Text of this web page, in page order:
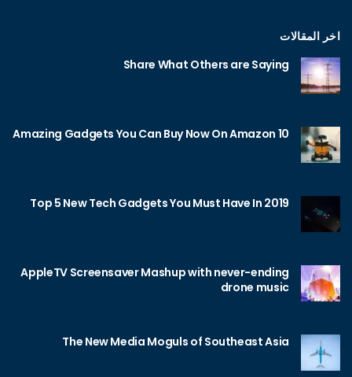
اخر المقالات
Share What Others are Saying
10 Amazing Gadgets You Can Buy Now On Amazon
Top 5 New Tech Gadgets You Must Have In 2019
AppleTV Screensaver Mashup with never-ending
drone music
The New Media Moguls of Southeast Asia